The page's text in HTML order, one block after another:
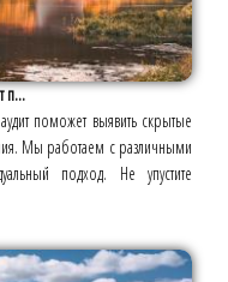
п...
поможет выявить скрытые
Мы работаем с различными
подход. Не упустите